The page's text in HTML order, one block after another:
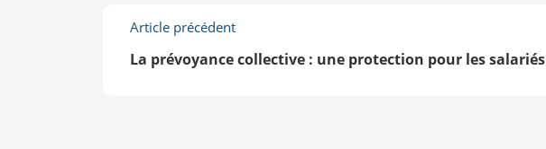
Article précédent
La prévoyance collective : une protection pour les salariés